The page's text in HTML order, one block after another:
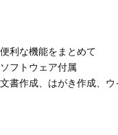
便利な機能をまとめて
ソフトウェア付属
文書作成、はがき作成、